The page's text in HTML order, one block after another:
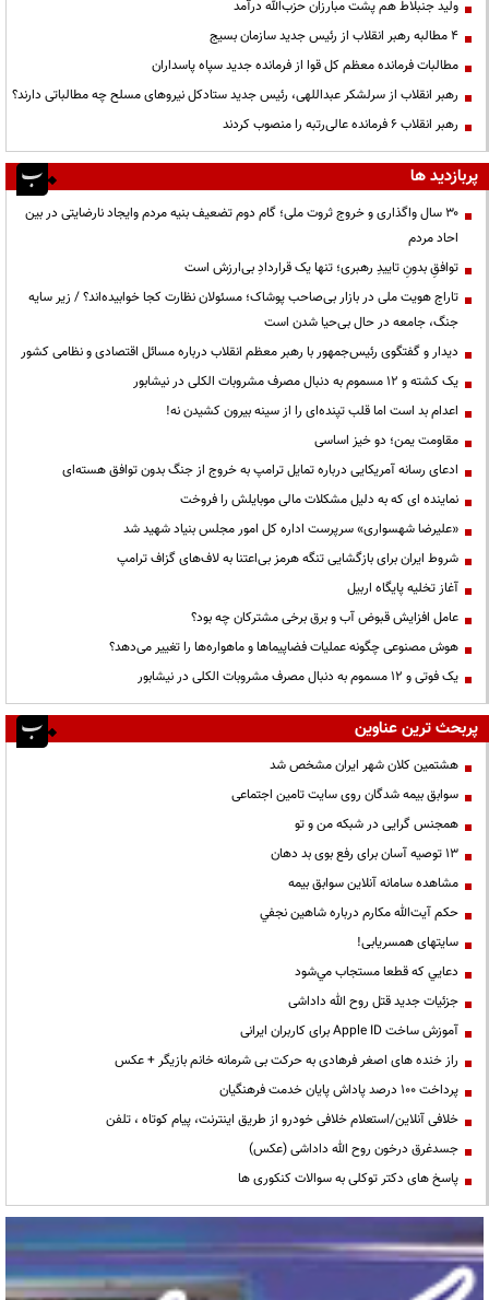
ولید جنبلاط هم پشت مبارزان حزب‌الله درآمد
۴ مطالبه رهبر انقلاب از رئیس جدید سازمان بسیج
مطالبات فرمانده معظم کل قوا از فرمانده جدید سپاه پاسداران
رهبر انقلاب از سرلشکر عبداللهی، رئیس جدید ستادکل نیروهای مسلح چه مطالباتی دارند؟
رهبر انقلاب ۶ فرمانده عالی‌رتبه را منصوب کردند
پربازدید ها
۳۰ سال واگذاری و خروج ثروت ملی؛ گام دوم تضعیف بنیه مردم وایجاد نارضایتی در بین
احاد مردم
توافقِ بدونِ تاییدِ رهبری؛ تنها یک قراردادِ بی‌ارزش است
تاراج هویت ملی در بازار بی‌صاحب پوشاک؛ مسئولان نظارت کجا خوابیده‌اند؟ / زیر سایه
جنگ، جامعه در حال بی‌حیا شدن است
دیدار و گفتگوی رئیس‌جمهور با رهبر معظم انقلاب درباره مسائل اقتصادی و نظامی کشور
یک کشته و ۱۲ مسموم به دنبال مصرف مشروبات الکلی در نیشابور
اعدام بد است اما قلب تپنده‌ای را از سینه بیرون کشیدن نه!
مقاومت یمن؛ دو خیز اساسی
ادعای رسانه آمریکایی درباره تمایل ترامپ به خروج از جنگ بدون توافق هسته‌ای
نماینده ای که به دلیل مشکلات مالی موبایلش را فروخت
«علیرضا شهسواری» سرپرست اداره کل امور مجلس بنیاد شهید شد
شروط ایران برای بازگشایی تنگه هرمز بی‌اعتنا به لاف‌های گزاف ترامپ
آغاز تخلیه پایگاه اربیل
عامل افزایش قبوض آب و برق برخی مشترکان چه بود؟
هوش مصنوعی چگونه عملیات فضاپیماها و ماهواره‌ها را تغییر می‌دهد؟
یک فوتی و ۱۲ مسموم به دنبال مصرف مشروبات الکلی در نیشابور
پربحث ترین عناوین
هشتمین کلان شهر ایران مشخص شد
سوابق بیمه شدگان روی سایت تامین اجتماعی
همجنس گرایی در شبکه من و تو
13 توصیه آسان برای رفع بوی بد دهان
مشاهده سامانه آنلاين سوابق بیمه
حكم آيت‌الله مكارم درباره شاهين نجفي
سایتهای همسریابی!
دعايي كه قطعا مستجاب مي‌شود
جزئیات جدید قتل روح الله داداشی
آموزش ساخت Apple ID برای کاربران ایرانی
راز خنده های اصغر فرهادی به حرکت بی شرمانه خانم بازیگر + عکس
پرداخت ۱۰۰ درصد پاداش پایان خدمت فرهنگیان
خلافی آنلاین/استعلام خلافی خودرو از طریق اینترنت، پیام کوتاه ، تلفن
جسدغرق درخون روح الله داداشی (عکس)
پاسخ های دکتر توکلی به سوالات کنکوری ها